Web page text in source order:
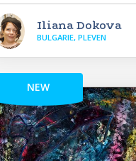
Iliana Dokova
BULGARIE, PLEVEN
NEW